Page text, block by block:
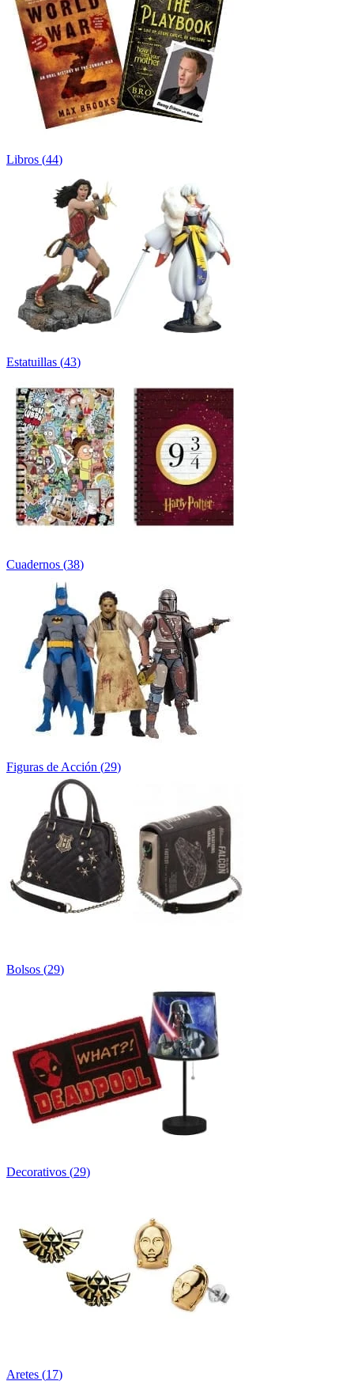
Libros (44)
Estatuillas (43)
Cuadernos (38)
Figuras de Acción (29)
Bolsos (29)
Decorativos (29)
Aretes (17)